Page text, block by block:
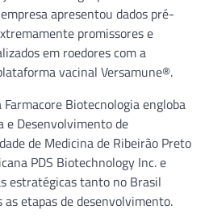
apresentou dados pré-
promissores e
em roedores com a
vacinal Versamune®.
Biotecnologia engloba
e Desenvolvimento de
de Medicina de Ribeirão Preto
PDS Biotechnology Inc. e
estratégicas tanto no Brasil
as etapas de desenvolvimento.